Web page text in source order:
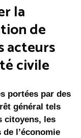
la
de
acteurs
civile
portées par des
général tels
citoyens, les
l’économie